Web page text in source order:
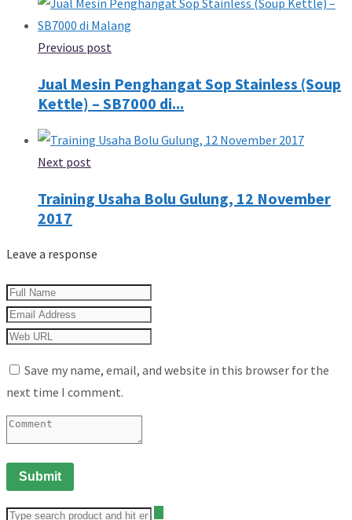
Previous post
Jual Mesin Penghangat Sop Stainless (Soup
Kettle) – SB7000 di...
Next post
Training Usaha Bolu Gulung, 12 November
2017
Leave a response
Save my name, email, and website in this browser for the
next time I comment.